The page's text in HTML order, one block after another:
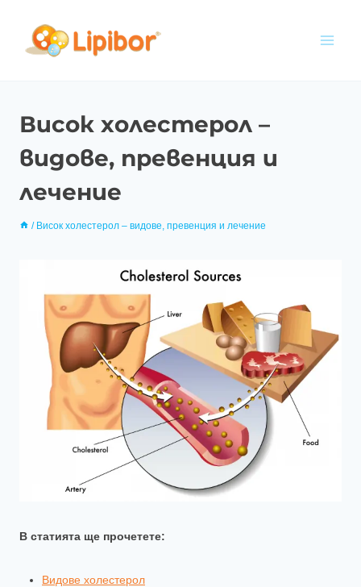
Висок холестерол –
видове, превенция и
лечение
/ Висок холестерол – видове, превенция и лечение
В статията ще прочетете:
Видове холестерол